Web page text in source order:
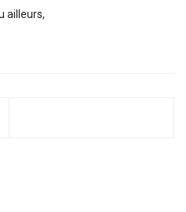
ailleurs,